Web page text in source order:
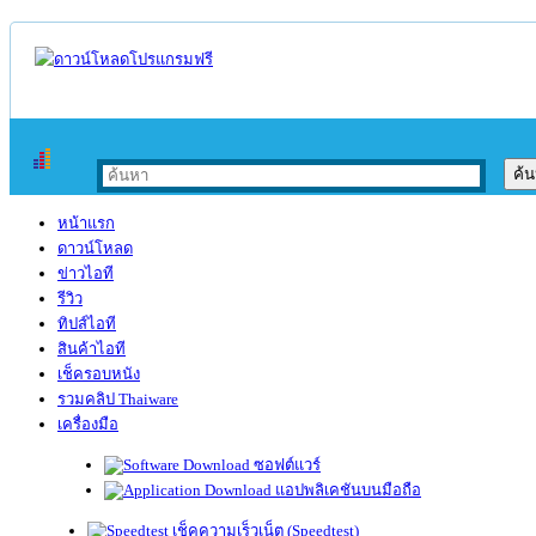
หน้าแรก
ดาวน์โหลด
ข่าวไอที
รีวิว
ทิปส์ไอที
สินค้าไอที
เช็ครอบหนัง
รวมคลิป Thaiware
เครื่องมือ
ซอฟต์แวร์
แอปพลิเคชันบนมือถือ
เช็คความเร็วเน็ต (Speedtest)